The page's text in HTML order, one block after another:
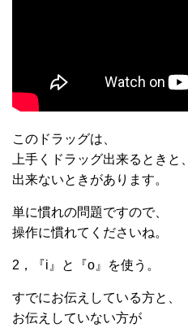
このドラッグは、
上手くドラッグ出来るときと、
出来ないときがあります。
単に慣れの問題ですので、
操作に慣れてくださいね。
2，『i』と『o』を使う。
すでにお伝えしている方と、
お伝えしていない方が